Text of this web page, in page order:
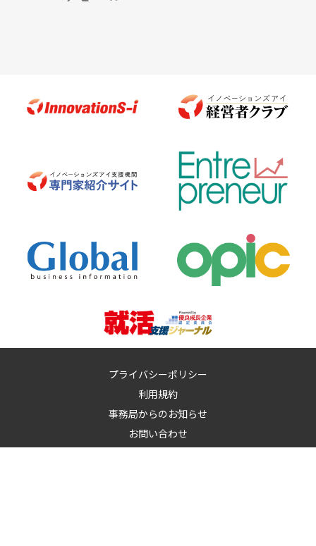
プライバシーポリシー
利用規約
事務局からのお知らせ
お問い合わせ